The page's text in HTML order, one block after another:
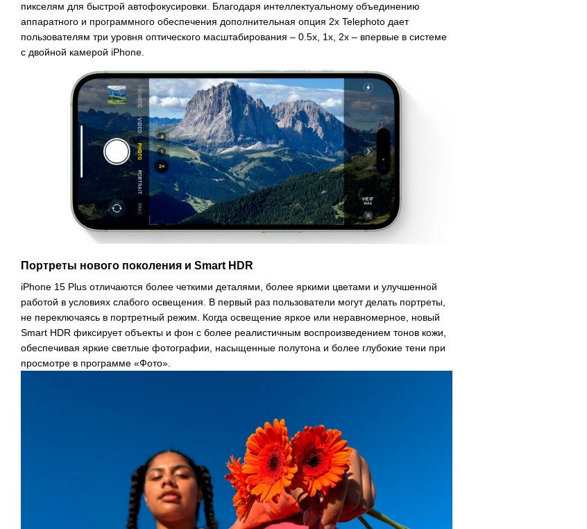
пикселям для быстрой автофокусировки. Благодаря интеллектуальному объединению
аппаратного и программного обеспечения дополнительная опция 2x Telephoto дает
пользователям три уровня оптического масштабирования – 0.5x, 1x, 2x – впервые в системе
с двойной камерой iPhone.
Портреты нового поколения и Smart HDR
iPhone 15 Plus отличаются более четкими деталями, более яркими цветами и улучшенной
работой в условиях слабого освещения. В первый раз пользователи могут делать портреты,
не переключаясь в портретный режим. Когда освещение яркое или неравномерное, новый
Smart HDR фиксирует объекты и фон с более реалистичным воспроизведением тонов кожи,
обеспечивая яркие светлые фотографии, насыщенные полутона и более глубокие тени при
просмотре в программе «Фото».